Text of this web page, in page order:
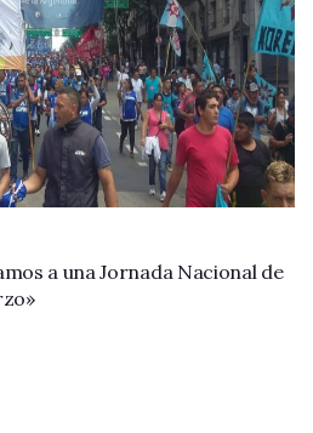
a una Jornada Nacional de